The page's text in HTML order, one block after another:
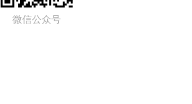
微信公众号